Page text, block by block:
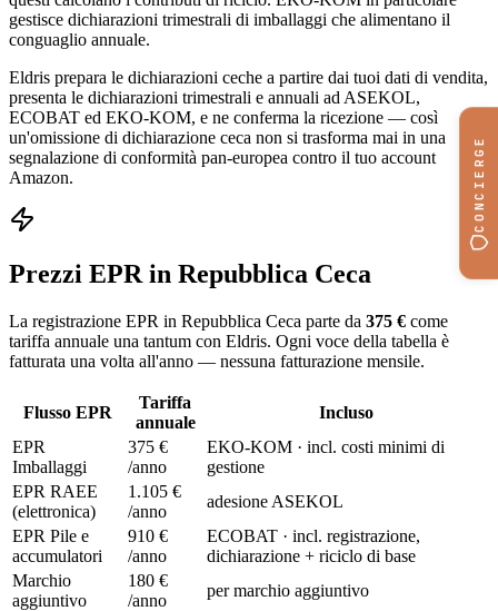
gestisce dichiarazioni trimestrali di imballaggi che alimentano il
conguaglio annuale.
Eldris prepara le dichiarazioni ceche a partire dai tuoi dati di vendita,
presenta le dichiarazioni trimestrali e annuali ad ASEKOL,
ECOBAT ed EKO-KOM, e ne conferma la ricezione — così
un'omissione di dichiarazione ceca non si trasforma mai in una
segnalazione di conformità pan-europea contro il tuo account
Amazon.
Prezzi EPR in Repubblica Ceca
La registrazione EPR in Repubblica Ceca parte da 375 € come
tariffa annuale una tantum con Eldris. Ogni voce della tabella è
fatturata una volta all'anno — nessuna fatturazione mensile.
Flusso EPR
Tariffa
annuale
Incluso
EPR
Imballaggi
375 €
/anno
EKO-KOM · incl. costi minimi di
gestione
EPR RAEE
(elettronica)
1.105 €
/anno
adesione ASEKOL
EPR Pile e
accumulatori
910 €
/anno
ECOBAT · incl. registrazione,
dichiarazione + riciclo di base
Marchio
aggiuntivo
180 €
/anno
per marchio aggiuntivo
CONCIERGE